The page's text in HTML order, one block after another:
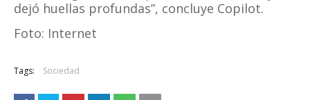
dejó huellas profundas”, concluye Copilot.
Foto: Internet
Tags: Sociedad